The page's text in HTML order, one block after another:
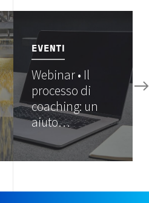
EVENTI
Webinar • Il
processo di
coaching: un
aiuto…